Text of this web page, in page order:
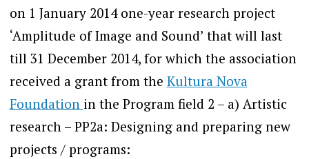
on 1 January 2014 one-year research project
‘Amplitude of Image and Sound’ that will last
till 31 December 2014, for which the association
received a grant from the Kultura Nova
Foundation in the Program field 2 – a) Artistic
research – PP2a: Designing and preparing new
projects / programs: